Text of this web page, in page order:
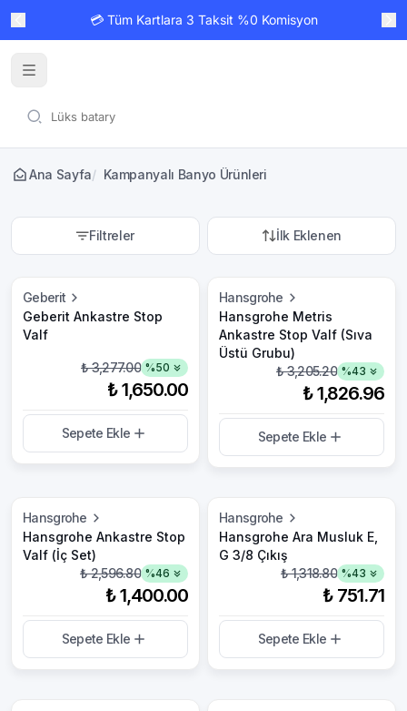
💳 Tüm Kartlara 3 Taksit %0 Komisyon
Ana Sayfa/ Kampanyalı Banyo Ürünleri
Filtreler İlk Eklenen
Geberit
Geberit Ankastre Stop
Valf
₺ 3,277.00 %50
₺ 1,650.00
Sepete Ekle
Hansgrohe
Hansgrohe Metris
Ankastre Stop Valf (Sıva
Üstü Grubu)
₺ 3,205.20 %43
₺ 1,826.96
Sepete Ekle
Hansgrohe
Hansgrohe Ankastre Stop
Valf (İç Set)
₺ 2,596.80 %46
₺ 1,400.00
Sepete Ekle
Hansgrohe
Hansgrohe Ara Musluk E,
G 3/8 Çıkış
₺ 1,318.80 %43
₺ 751.71
Sepete Ekle